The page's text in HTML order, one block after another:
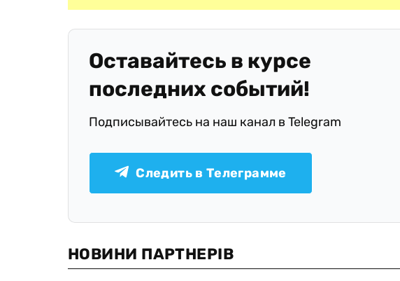
Оставайтесь в курсе
последних событий!
Подписывайтесь на наш канал в Telegram
Следить в Телеграмме